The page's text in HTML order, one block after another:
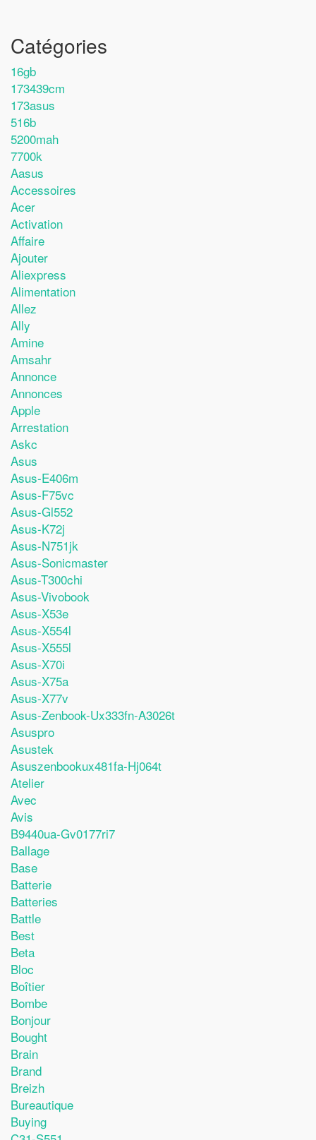
Catégories
16gb
173439cm
173asus
516b
5200mah
7700k
Aasus
Accessoires
Acer
Activation
Affaire
Ajouter
Aliexpress
Alimentation
Allez
Ally
Amine
Amsahr
Annonce
Annonces
Apple
Arrestation
Askc
Asus
Asus-E406m
Asus-F75vc
Asus-Gl552
Asus-K72j
Asus-N751jk
Asus-Sonicmaster
Asus-T300chi
Asus-Vivobook
Asus-X53e
Asus-X554l
Asus-X555l
Asus-X70i
Asus-X75a
Asus-X77v
Asus-Zenbook-Ux333fn-A3026t
Asuspro
Asustek
Asuszenbookux481fa-Hj064t
Atelier
Avec
Avis
B9440ua-Gv0177ri7
Ballage
Base
Batterie
Batteries
Battle
Best
Beta
Bloc
Boîtier
Bombe
Bonjour
Bought
Brain
Brand
Breizh
Bureautique
Buying